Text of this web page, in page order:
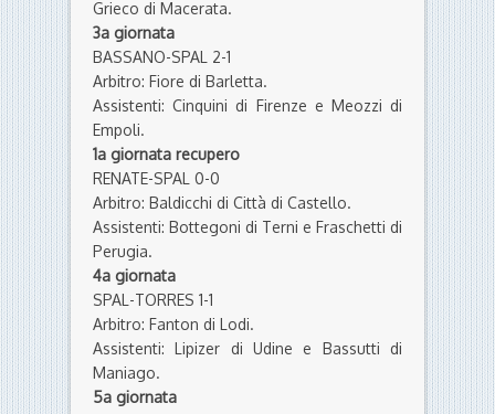
RENATE-SPAL 0-0
Arbitro: Baldicchi di Città di Castello.
Assistenti: Bottegoni di Terni e Fraschetti di
Perugia.
4a giornata
SPAL-TORRES 1-1
Arbitro: Fanton di Lodi.
Assistenti: Lipizer di Udine e Bassutti di
Maniago.
5a giornata
CASTIGLIONE-SPAL 1-1
Arbitro: Giua di Pisa
Assistenti: Gnarra di Siena e Bercigli di San
Giovanni Valdarno.
6a giornata
ALESSANDRIA-SPAL 0-0
Arbitro: Rocca di Vibo Valentia